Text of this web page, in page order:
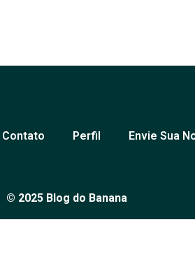
Contato Perfil Envie Sua
© 2025 Blog do Banana